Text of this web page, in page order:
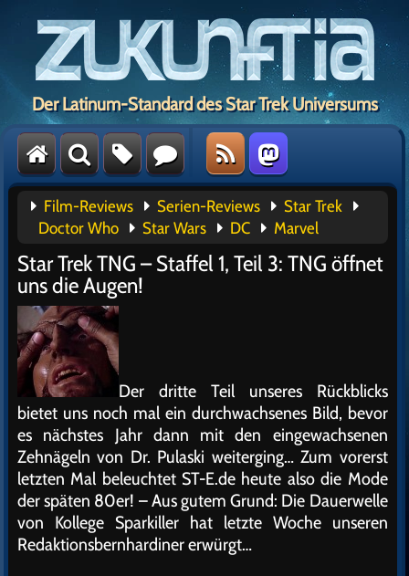
Der Latinum-Standard des Star Trek Universums
Film-Reviews Serien-Reviews
Star Trek
Doctor Who
Star Wars DC Marvel
Star Trek TNG – Staffel 1, Teil 3: TNG öffnet
uns die Augen!
Der dritte Teil unseres Rückblicks
bietet uns noch mal ein durchwachsenes Bild, bevor
es nächstes Jahr dann mit den eingewachsenen
Zehnägeln von Dr. Pulaski weiterging… Zum vorerst
letzten Mal beleuchtet ST-E.de heute also die Mode
der späten 80er! – Aus gutem Grund: Die Dauerwelle
von Kollege Sparkiller hat letzte Woche unseren
Redaktionsbernhardiner erwürgt…